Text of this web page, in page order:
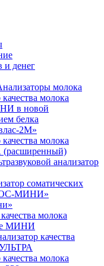
и денег
молока
молока
в новой
белка
2М»
молока
(расширенный)
анализатор
соматических
МИНИ»
молока
МИНИ
качества
молока